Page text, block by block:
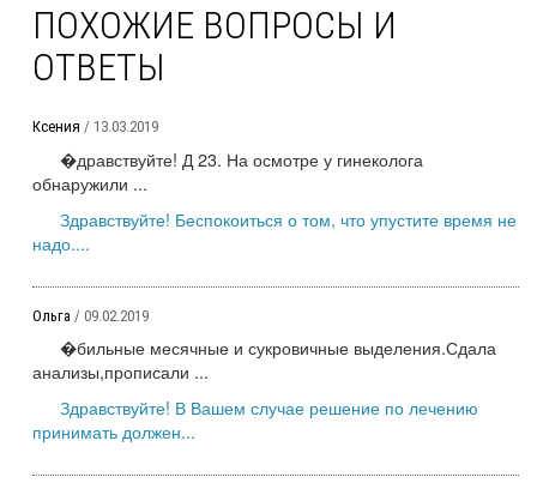
ПОХОЖИЕ ВОПРОСЫ И
ОТВЕТЫ
Ксения / 13.03.2019
�дравствуйте! Д 23. На осмотре у гинеколога
обнаружили ...
Здравствуйте! Беспокоиться о том, что упустите время не
надо....
Ольга / 09.02.2019
�бильные месячные и сукровичные выделения.Сдала
анализы,прописали ...
Здравствуйте! В Вашем случае решение по лечению
принимать должен...